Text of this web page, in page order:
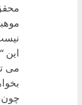
این
می
چون